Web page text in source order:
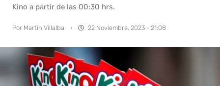
Kino a partir de las 00:30 hrs.
Por Martín Villalba · 22 Noviembre, 2023 - 21:08